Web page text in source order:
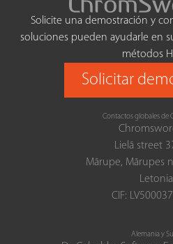
Solicite una demostración y
soluciones pueden ayudarle en
métodos
Solicitar
Contactos globales de
Lielā street
Mārupe, Mārupes
Letonia
CIF:
Alemania y